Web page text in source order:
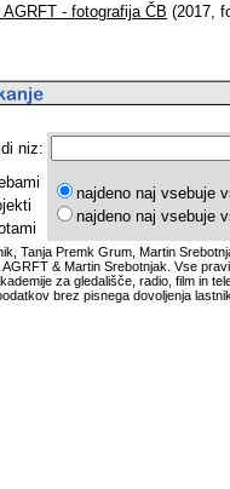
- fotografija ČB (2017,
niz:
najdeno naj vsebuje
najdeno naj vsebuje
Tanja Premk Grum, Martin
& Martin Srebotnjak. Vse
za gledališče, radio, film in
brez pisnega dovoljenja